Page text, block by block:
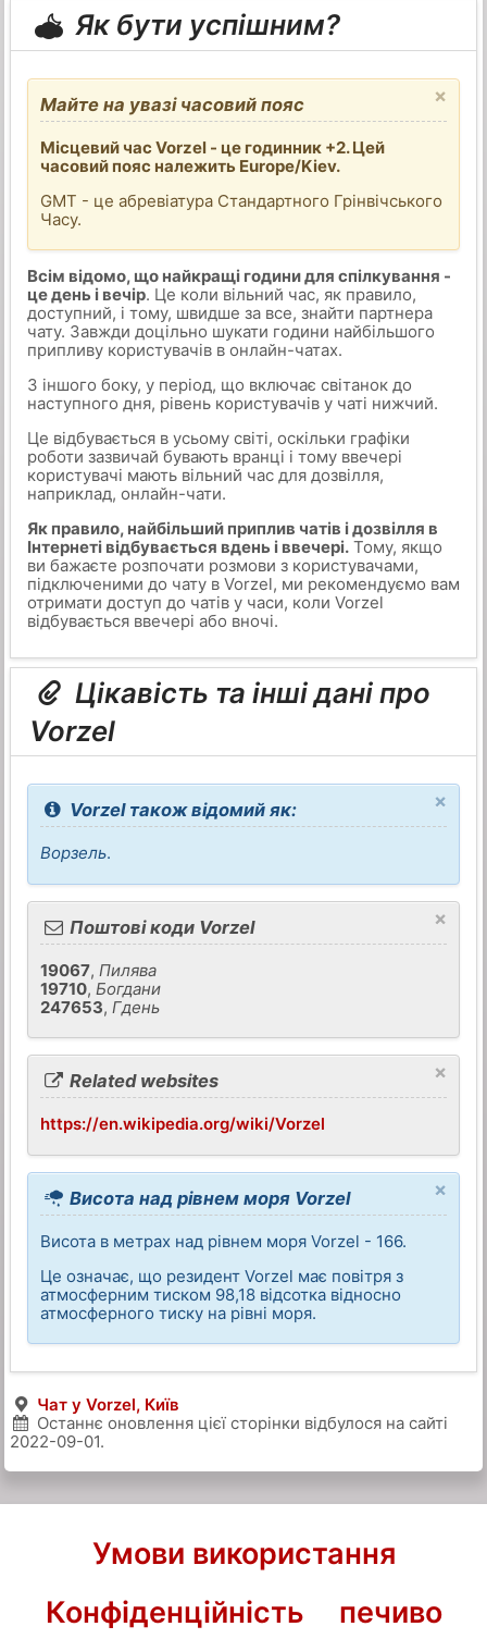
Як бути успішним?
×
Майте на увазі часовий пояс
Місцевий час Vorzel - це годинник +2. Цей
часовий пояс належить Europe/Kiev.
GMT - це абревіатура Стандартного Грінвічського
Часу.
Всім відомо, що найкращі години для спілкування -
це день і вечір. Це коли вільний час, як правило,
доступний, і тому, швидше за все, знайти партнера
чату. Завжди доцільно шукати години найбільшого
припливу користувачів в онлайн-чатах.
З іншого боку, у період, що включає світанок до
наступного дня, рівень користувачів у чаті нижчий.
Це відбувається в усьому світі, оскільки графіки
роботи зазвичай бувають вранці і тому ввечері
користувачі мають вільний час для дозвілля,
наприклад, онлайн-чати.
Як правило, найбільший приплив чатів і дозвілля в
Інтернеті відбувається вдень і ввечері.Тому, якщо
ви бажаєте розпочати розмови з користувачами,
підключеними до чату в Vorzel, ми рекомендуємо вам
отримати доступ до чатів у часи, коли Vorzel
відбувається ввечері або вночі.
Цікавість та інші дані про
Vorzel
×
Vorzel також відомий як:
Ворзель.
×
Поштові коди Vorzel
19067, Пилява
19710, Богдани
247653, Гдень
×
Related websites
https://en.wikipedia.org/wiki/Vorzel
×
Висота над рівнем моря Vorzel
Висота в метрах над рівнем моря Vorzel - 166.
Це означає, що резидент Vorzel має повітря з
атмосферним тиском 98,18 відсотка відносно
атмосферного тиску на рівні моря.
Чат у Vorzel, Київ
Останнє оновлення цієї сторінки відбулося на сайті
2022-09-01.
Умови використання
Конфіденційність
печиво